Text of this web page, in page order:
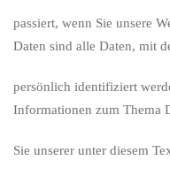
passiert, wenn Sie unsere
Daten sind alle Daten, mit
persönlich identifiziert
Informationen zum Thema
Sie unserer unter diesem